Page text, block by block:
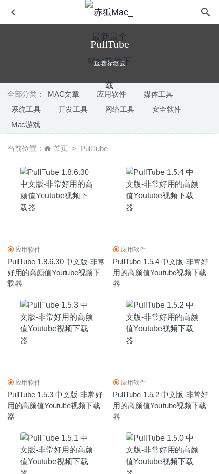
PullTube
查看标签云
全部分类： MAC文章 应用软件
媒体工具
系统工具
开发工具 网络工具
安全软件
Mac游戏
当前位置： 首页 PullTube
应用软件
PullTube 1.8.6.30 中文版-非常
好用的高颜值Youtube视频下
载器
应用软件
PullTube 1.5.4 中文版-非常好
用的高颜值Youtube视频下载
器
应用软件
PullTube 1.5.3 中文版-非常好
用的高颜值Youtube视频下载
器
应用软件
PullTube 1.5.2 中文版-非常好
用的高颜值Youtube视频下载
器
多开
2020-05-07
Pixelmator Pro 1.6.1 中文版-替代Photoshop的图片处理软
Folder Tidy 2.9.7 – 优秀的文件夹整理工具 2025-10-12
Creative Convert 1.4.3 – 文件格式转换工具 2023-02-02
Window Focus 1.0.8 – 超级实用且美观窗口聚焦专注工具
2026-03-25